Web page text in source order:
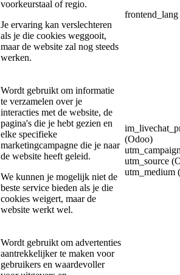
voorkeurstaal of regio.
Je ervaring kan verslechteren
als je die cookies weggooit,
maar de website zal nog steeds
werken.
Wordt gebruikt om informatie
te verzamelen over je
interacties met de website, de
pagina's die je hebt gezien en
elke specifieke
marketingcampagne die je naar
de website heeft geleid.
We kunnen je mogelijk niet de
beste service bieden als je die
cookies weigert, maar de
website werkt wel.
(Odoo)
utm_source
utm_medium
Wordt gebruikt om advertenties
aantrekkelijker te maken voor
gebruikers en waardevoller